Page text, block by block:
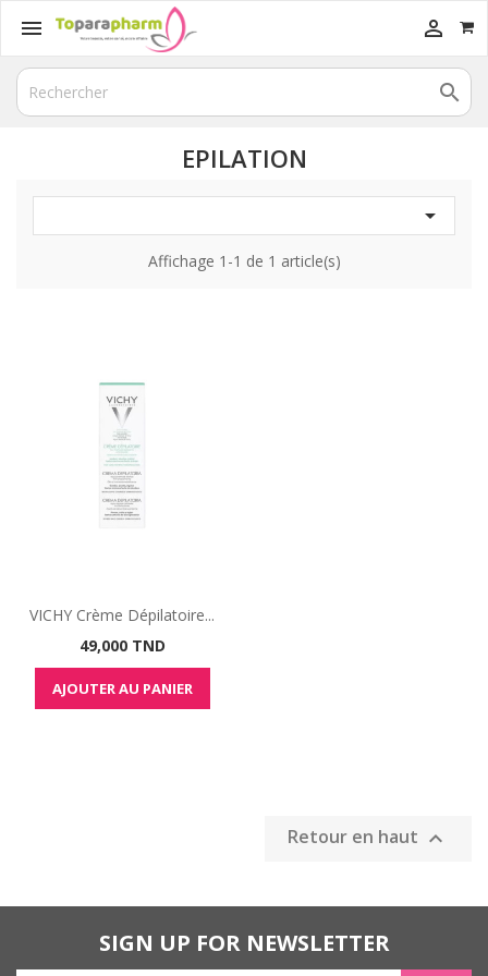
 

EPILATION

Affichage 1-1 de 1 article(s)
VICHY Crème Dépilatoire...
Prix
49,000 TND
AJOUTER AU PANIER
Retour en haut 
SIGN UP FOR NEWSLETTER